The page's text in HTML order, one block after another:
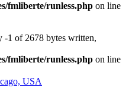
fmliberte/runless.php on line
-1 of 2678 bytes written,
fmliberte/runless.php on line
USA